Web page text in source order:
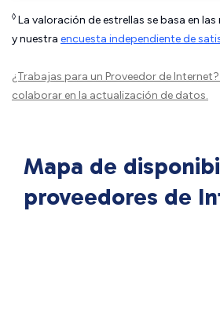
◊ La valoración de estrellas se basa en
y nuestra encuesta independiente de
¿Trabajas para un Proveedor de Internet?
colaborar en la actualización de datos.
Mapa de
proveedores de